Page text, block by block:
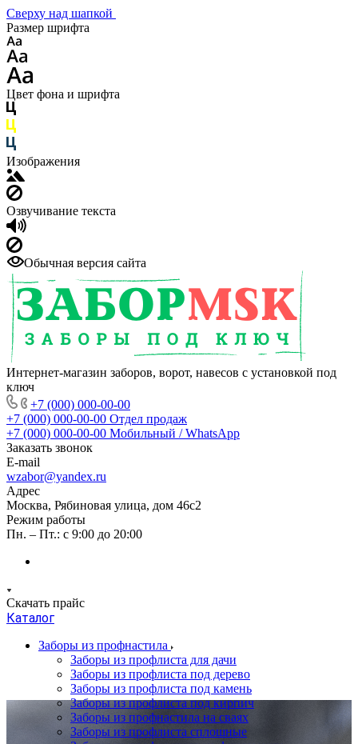
Сверху над шапкой
Размер шрифта
Цвет фона и шрифта
Изображения
Озвучивание текста
Обычная версия сайта
Интернет-магазин заборов, ворот, навесов с установкой под
ключ
+7 (000) 000-00-00
+7 (000) 000-00-00 Отдел продаж
+7 (000) 000-00-00 Мобильный / WhatsApp
Заказать звонок
E-mail
wzabor@yandex.ru
Адрес
Москва, Рябиновая улица, дом 46с2
Режим работы
Пн. – Пт.: с 9:00 до 20:00
Скачать прайс
Каталог
Заборы из профнастила
Заборы из профлиста для дачи
Заборы из профлиста под дерево
Заборы из профлиста под камень
Заборы из профлиста под кирпич
Заборы из профнастила на сваях
Заборы из профлиста сплошные